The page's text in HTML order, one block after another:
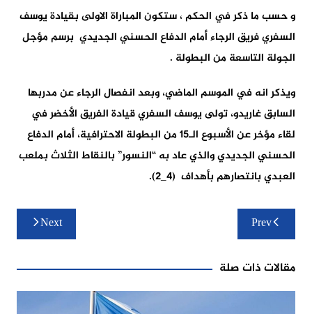
و حسب ما ذكر في الحكم ، ستكون المباراة الاولى بقيادة يوسف
السفري فريق الرجاء أمام الدفاع الحسني الجديدي برسم مؤجل
الجولة التاسعة من البطولة .
ويذكر انه في الموسم الماضي، وبعد انفصال الرجاء عن مدربها
السابق غاريدو، تولى يوسف السفري قيادة الفريق الأخضر في
لقاء مؤخر عن الأسبوع الـ15 من البطولة الاحترافية، أمام الدفاع
الحسني الجديدي والذي عاد به “النسور” بالنقاط الثلاث بملعب
العبدي بانتصارهم بأهداف (4_2).
تصفّح
المقالات
Prev
Next
مقالات ذات صلة